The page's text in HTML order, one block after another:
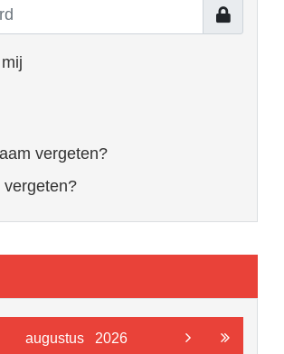
Toon
vergeten?
vergeten?
augustus 2026